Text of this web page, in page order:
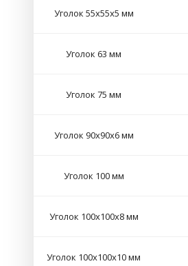
Уголок 55х55х5 мм
Уголок 63 мм
Уголок 75 мм
Уголок 90х90х6 мм
Уголок 100 мм
Уголок 100х100х8 мм
Уголок 100х100х10 мм